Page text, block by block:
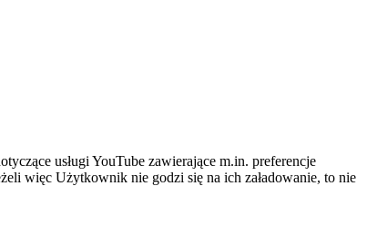
usługi YouTube zawierające m.in. preferencje
więc Użytkownik nie godzi się na ich załadowanie, to nie